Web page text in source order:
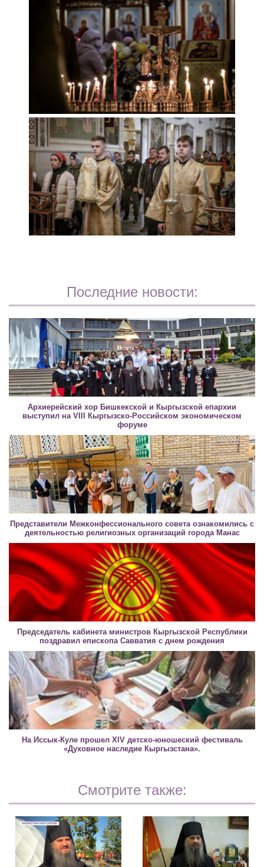
Последние новости:
Архиерейский хор Бишкекской и Кыргызской епархии
выступил на VIII Кыргызско-Российском экономическом
форуме
Представители Межконфессионального совета ознакомились с
деятельностью религиозных организаций города Манас
Председатель кабинета министров Кыргызской Республики
поздравил епископа Савватия с днем рождения
На Иссык-Куле прошел XIV детско-юношеский фестиваль
«Духовное наследие Кыргызстана».
Смотрите также: